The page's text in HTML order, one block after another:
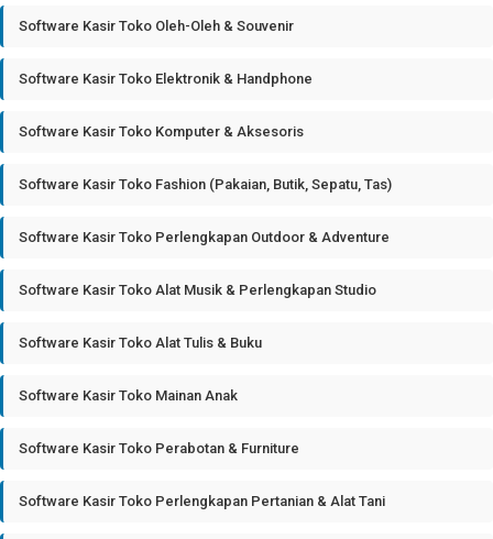
Software Kasir Toko Oleh-Oleh & Souvenir
Software Kasir Toko Elektronik & Handphone
Software Kasir Toko Komputer & Aksesoris
Software Kasir Toko Fashion (Pakaian, Butik, Sepatu, Tas)
Software Kasir Toko Perlengkapan Outdoor & Adventure
Software Kasir Toko Alat Musik & Perlengkapan Studio
Software Kasir Toko Alat Tulis & Buku
Software Kasir Toko Mainan Anak
Software Kasir Toko Perabotan & Furniture
Software Kasir Toko Perlengkapan Pertanian & Alat Tani